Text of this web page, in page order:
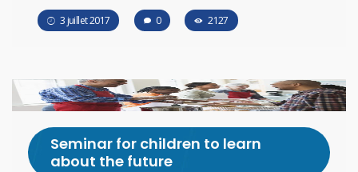
3 juillet 2017 0 2127
Seminar for children to learn
about the future